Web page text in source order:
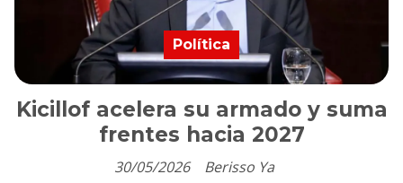
Kicillof acelera su armado y suma
frentes hacia 2027
Berisso Ya
Política
30/05/2026